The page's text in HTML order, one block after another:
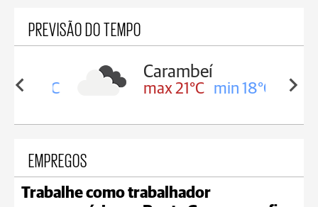
PREVISÃO DO TEMPO
19°C
Carambeí
max 21°C min 18°C
EMPREGOS
Trabalhe como trabalhador